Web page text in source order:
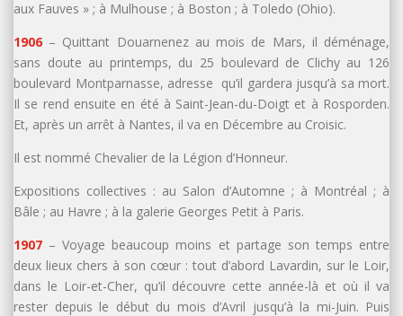
aux Fauves » ; à Mulhouse ; à Boston ; à Toledo (Ohio).
1906 – Quittant Douarnenez au mois de Mars, il déménage,
sans doute au printemps, du 25 boulevard de Clichy au 126
boulevard Montparnasse, adresse qu’il gardera jusqu’à sa mort.
Il se rend ensuite en été à Saint-Jean-du-Doigt et à Rosporden.
Et, après un arrêt à Nantes, il va en Décembre au Croisic.
Il est nommé Chevalier de la Légion d’Honneur.
Expositions collectives : au Salon d’Automne ; à Montréal ; à
Bâle ; au Havre ; à la galerie Georges Petit à Paris.
1907 – Voyage beaucoup moins et partage son temps entre
deux lieux chers à son cœur : tout d’abord Lavardin, sur le Loir,
dans le Loir-et-Cher, qu’il découvre cette année-là et où il va
rester depuis le début du mois d’Avril jusqu’à la mi-Juin. Puis